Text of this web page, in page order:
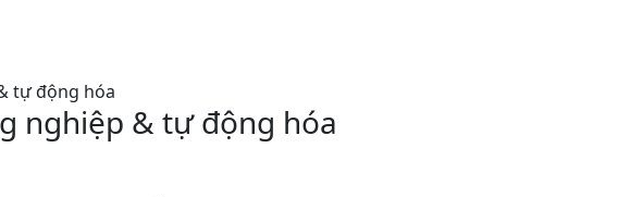
nghiệp & tự động hóa